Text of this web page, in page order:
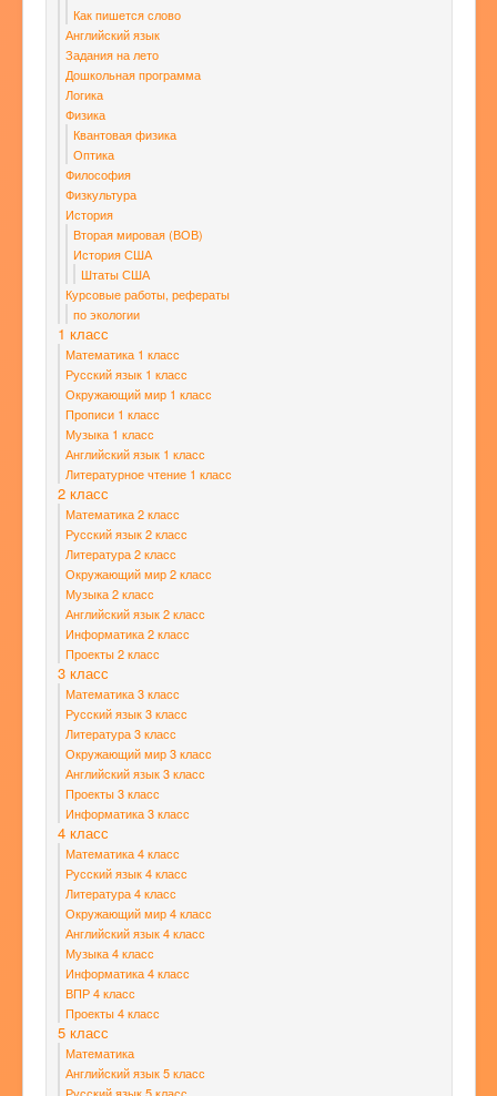
Как пишется слово
Английский язык
Задания на лето
Дошкольная программа
Логика
Физика
Квантовая физика
Оптика
Философия
Физкультура
История
Вторая мировая (ВОВ)
История США
Штаты США
Курсовые работы, рефераты
по экологии
1 класс
Математика 1 класс
Русский язык 1 класс
Окружающий мир 1 класс
Прописи 1 класс
Музыка 1 класс
Английский язык 1 класс
Литературное чтение 1 класс
2 класс
Математика 2 класс
Русский язык 2 класс
Литература 2 класс
Окружающий мир 2 класс
Музыка 2 класс
Английский язык 2 класс
Информатика 2 класс
Проекты 2 класс
3 класс
Математика 3 класс
Русский язык 3 класс
Литература 3 класс
Окружающий мир 3 класс
Английский язык 3 класс
Проекты 3 класс
Информатика 3 класс
4 класс
Математика 4 класс
Русский язык 4 класс
Литература 4 класс
Окружающий мир 4 класс
Английский язык 4 класс
Музыка 4 класс
Информатика 4 класс
ВПР 4 класс
Проекты 4 класс
5 класс
Математика
Английский язык 5 класс